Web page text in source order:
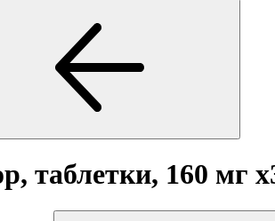
таблетки, 160 мг